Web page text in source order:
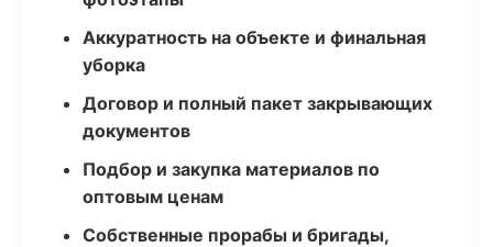
Аккуратность на объекте и финальная
уборка
Договор и полный пакет закрывающих
документов
Подбор и закупка материалов по
оптовым ценам
Собственные прорабы и бригады,